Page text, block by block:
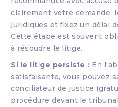
clairement votre demande,
juridiques et fixez un délai
Cette étape est souvent
à résoudre le litige.
Si le litige persiste : En
satisfaisante, vous pouvez
conciliateur de justice
procédure devant le